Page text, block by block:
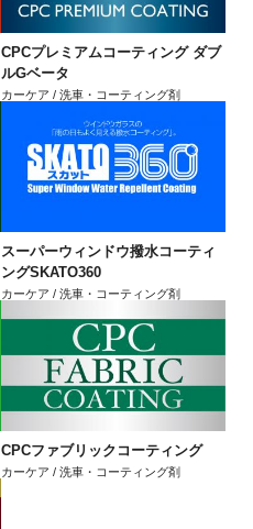
CPCプレミアムコーティング ダブ
ルGベータ
カーケア / 洗車・コーティング剤
スーパーウィンドウ撥水コーティ
ングSKATO360
カーケア / 洗車・コーティング剤
CPCファブリックコーティング
カーケア / 洗車・コーティング剤